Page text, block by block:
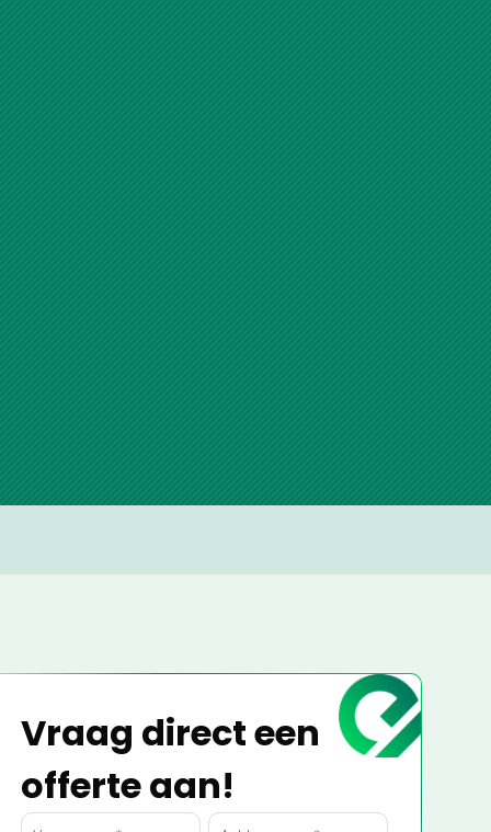
Vraag direct een
offerte aan!
Naam